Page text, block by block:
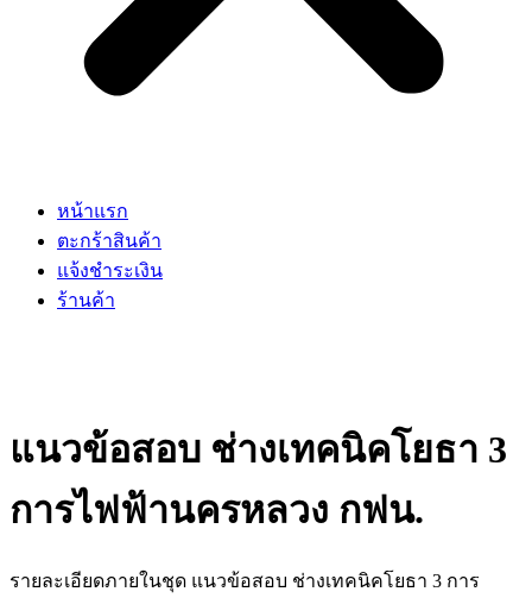
หน้าแรก
ตะกร้าสินค้า
แจ้งชำระเงิน
ร้านค้า
แนวข้อสอบ ช่างเทคนิคโยธา 3
การไฟฟ้านครหลวง กฟน.
รายละเอียดภายในชุด แนวข้อสอบ ช่างเทคนิคโยธา 3 การ